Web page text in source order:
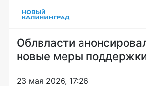
Облвласти
новые меры
23 мая 2026, 17:26